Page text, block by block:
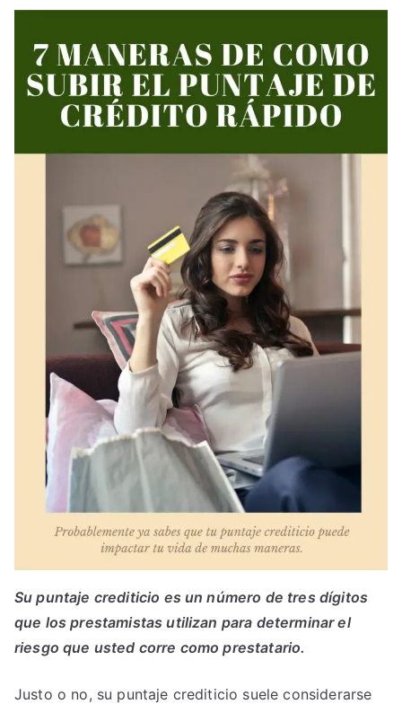
Su puntaje crediticio es un número de tres dígitos
que los prestamistas utilizan para determinar el
riesgo que usted corre como prestatario.
Justo o no, su puntaje crediticio suele considerarse